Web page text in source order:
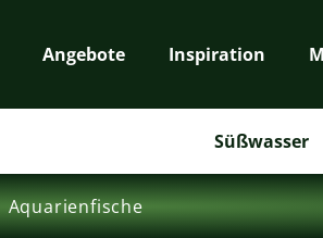
Angebote Inspiration
Süßwasser
Aquarienfische